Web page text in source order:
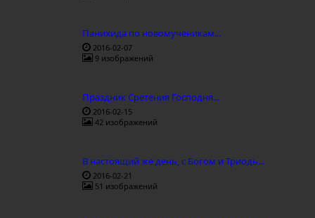
Панихида по новомученикам...
2016-02-07
9 изображений
Праздник Сретения Господня...
2016-02-15
42 изображений
В настоящий же день, с Богом и Триодь...
2016-02-21
51 изображений